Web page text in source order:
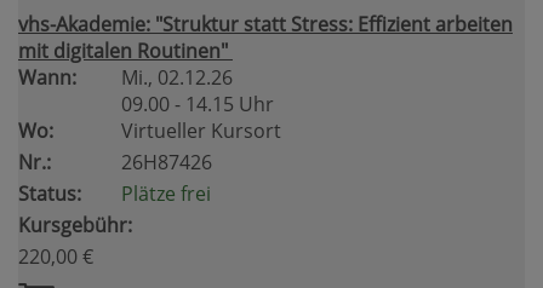
vhs-Akademie: "Struktur statt Stress: Effizient arbeiten
mit digitalen Routinen"
Wann:
Mi., 02.12.26
09.00 - 14.15 Uhr
Wo:
Virtueller Kursort
Nr.:
26H87426
Status:
Plätze frei
Kursgebühr:
220,00 €